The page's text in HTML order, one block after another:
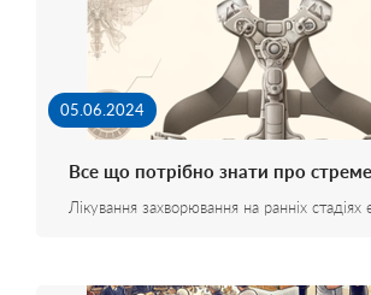
05.06.2024
Все що потрібно знати про
Лікування захворювання на ранніх стадіях